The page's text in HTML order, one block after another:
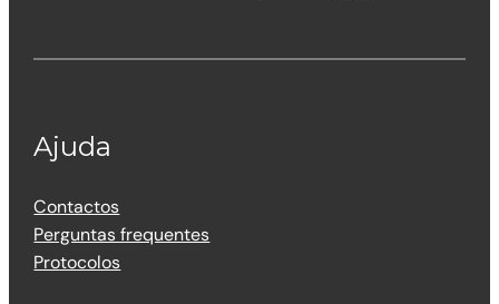
Ajuda
Contactos
Perguntas frequentes
Protocolos